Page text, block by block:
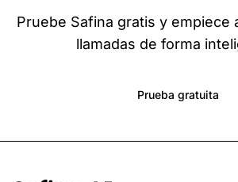
Pruebe Safina gratis y empiece
llamadas de forma
Prueba gratuita